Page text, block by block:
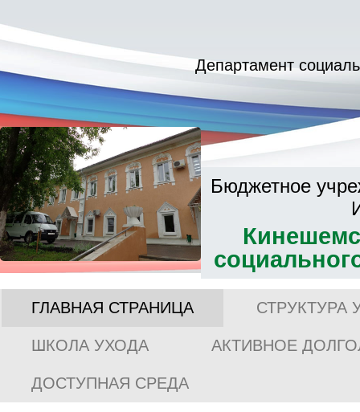
Департамент
Бюджетное
ГЛАВНАЯ СТРАНИЦА СТРУКТУРА
ШКОЛА УХОДА АКТИВНОЕ
ДОСТУПНАЯ СРЕДА